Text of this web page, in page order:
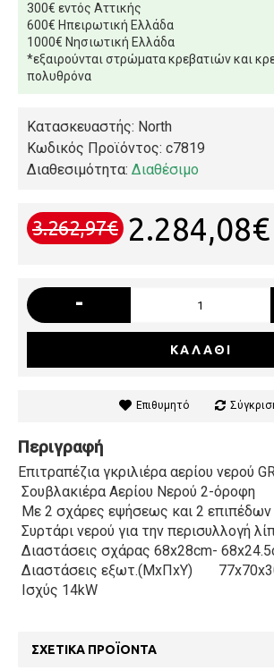
300€ εντός Αττικής
600€ Ηπειρωτική Ελλάδα
1000€ Νησιωτική Ελλάδα
*εξαιρούνται στρώματα κρεβατιών και
πολυθρόνα
Κατασκευαστής: North
Κωδικός Προϊόντος: c7819
Διαθεσιμότητα: Διαθέσιμο
3.262,97€ 2.284,08€
-
ΚΑΛΆΘΙ
Επιθυμητό
Περιγραφή
Επιτραπέζια γκριλιέρα αερίου νερού
Σουβλακιέρα Αερίου Νερού 2-όροφη
Με 2 σχάρες εψήσεως και 2 επιπέδων
Συρτάρι νερού για την περισυλλογή
Διαστάσεις σχάρας 68x28cm-
Διαστάσεις εξωτ.(ΜxΠxΥ)
Ισχύς 14kW
ΣΧΕΤΙΚΆ ΠΡΟΪΌΝΤΑ